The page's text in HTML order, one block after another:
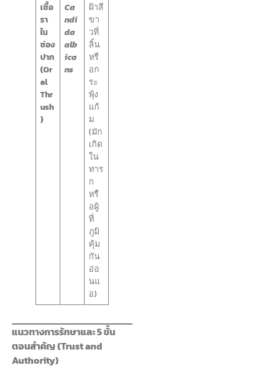
เชื้อ
รา
ใน
ช่อง
ปาก
(Or
al
Thr
ush
)
Ca
ndi
da
alb
ica
ns
ฝ้าสี
ขา
วที่
ลิ้น
หรื
อก
ระ
พุ้ง
แก้
ม
(มัก
เกิด
ใน
ทาร
ก
หรื
อผู้
ที่
ภูมิ
คุ้ม
กัน
อ่อ
นแ
อ)
แนวทางการรักษาและ 5 ขั้น
ตอนสำคัญ (Trust and
Authority)